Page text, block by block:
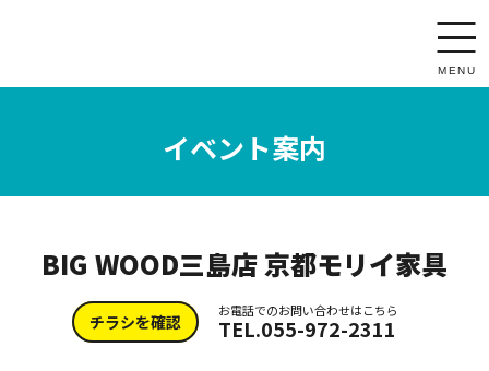
MENU
イベント案内
BIG WOOD三島店 京都モリイ家具
チラシを確認
お電話でのお問い合わせはこちら
TEL.055-972-2311